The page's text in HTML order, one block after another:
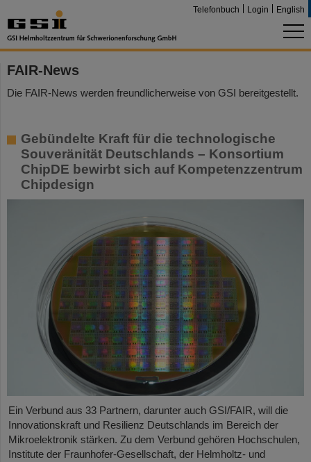
Telefonbuch Login English
FAIR-News
Die FAIR-News werden freundlicherweise von GSI bereitgestellt.
Gebündelte Kraft für die technologische
Souveränität Deutschlands – Konsortium
ChipDE bewirbt sich auf Kompetenzzentrum
Chipdesign
Ein Verbund aus 33 Partnern, darunter auch GSI/FAIR, will die
Innovationskraft und Resilienz Deutschlands im Bereich der
Mikroelektronik stärken. Zu dem Verbund gehören Hochschulen,
Institute der Fraunhofer-Gesellschaft, der Helmholtz- und